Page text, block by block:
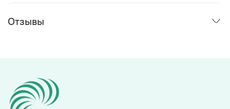
Отзывы